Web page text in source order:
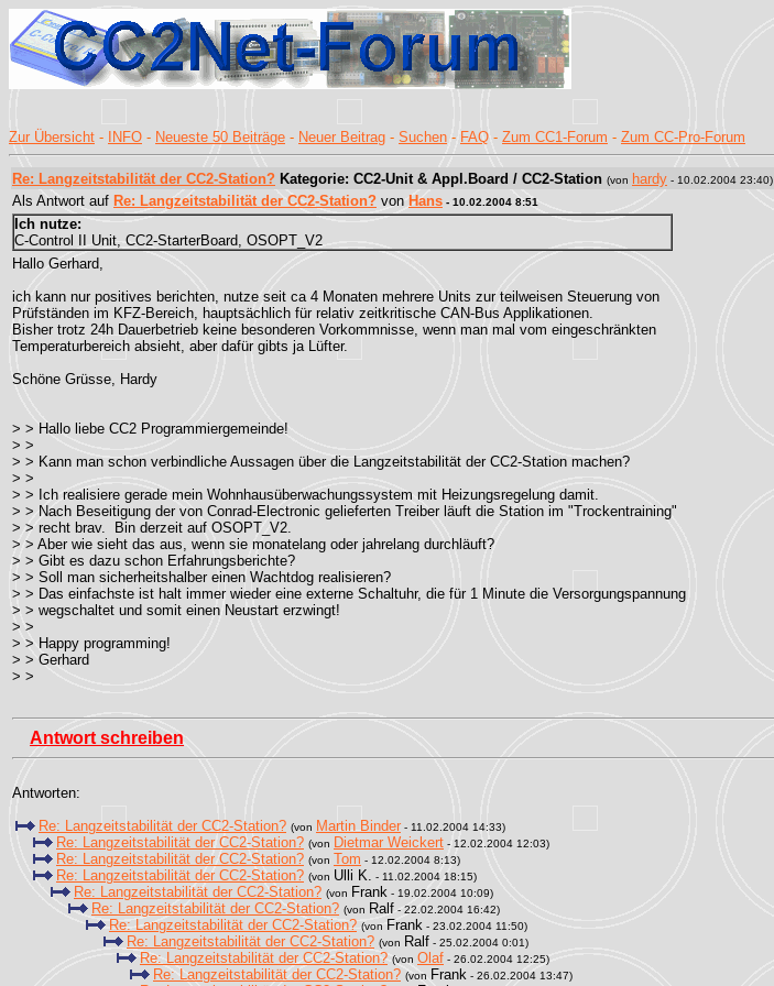
Zur Übersicht - INFO - Neueste 50 Beiträge - Neuer Beitrag - Suchen - FAQ - Zum CC1-Forum - Zum CC-Pro-Forum
Re: Langzeitstabilität der CC2-Station? Kategorie: CC2-Unit & Appl.Board / CC2-Station (von hardy - 10.02.2004 23:40)
Als Antwort auf Re: Langzeitstabilität der CC2-Station? von Hans - 10.02.2004 8:51
Ich nutze:
C-Control II Unit, CC2-StarterBoard, OSOPT_V2
Hallo Gerhard,
ich kann nur positives berichten, nutze seit ca 4 Monaten mehrere Units zur teilweisen Steuerung von
Prüfständen im KFZ-Bereich, hauptsächlich für relativ zeitkritische CAN-Bus Applikationen.
Bisher trotz 24h Dauerbetrieb keine besonderen Vorkommnisse, wenn man mal vom eingeschränkten
Temperaturbereich absieht, aber dafür gibts ja Lüfter.
Schöne Grüsse, Hardy
> > Hallo liebe CC2 Programmiergemeinde!
> >
> > Kann man schon verbindliche Aussagen über die Langzeitstabilität der CC2-Station machen?
> >
> > Ich realisiere gerade mein Wohnhausüberwachungssystem mit Heizungsregelung damit.
> > Nach Beseitigung der von Conrad-Electronic gelieferten Treiber läuft die Station im "Trockentraining"
> > recht brav. Bin derzeit auf OSOPT_V2.
> > Aber wie sieht das aus, wenn sie monatelang oder jahrelang durchläuft?
> > Gibt es dazu schon Erfahrungsberichte?
> > Soll man sicherheitshalber einen Wachtdog realisieren?
> > Das einfachste ist halt immer wieder eine externe Schaltuhr, die für 1 Minute die Versorgungspannung
> > wegschaltet und somit einen Neustart erzwingt!
> >
> > Happy programming!
> > Gerhard
> >
Antwort schreiben
Antworten:
Re: Langzeitstabilität der CC2-Station? (von Martin Binder - 11.02.2004 14:33)
Re: Langzeitstabilität der CC2-Station? (von Dietmar Weickert - 12.02.2004 12:03)
Re: Langzeitstabilität der CC2-Station? (von Tom - 12.02.2004 8:13)
Re: Langzeitstabilität der CC2-Station? (von Ulli K. - 11.02.2004 18:15)
Re: Langzeitstabilität der CC2-Station? (von Frank - 19.02.2004 10:09)
Re: Langzeitstabilität der CC2-Station? (von Ralf - 22.02.2004 16:42)
Re: Langzeitstabilität der CC2-Station? (von Frank - 23.02.2004 11:50)
Re: Langzeitstabilität der CC2-Station? (von Ralf - 25.02.2004 0:01)
Re: Langzeitstabilität der CC2-Station? (von Olaf - 26.02.2004 12:25)
Re: Langzeitstabilität der CC2-Station? (von Frank - 26.02.2004 13:47)